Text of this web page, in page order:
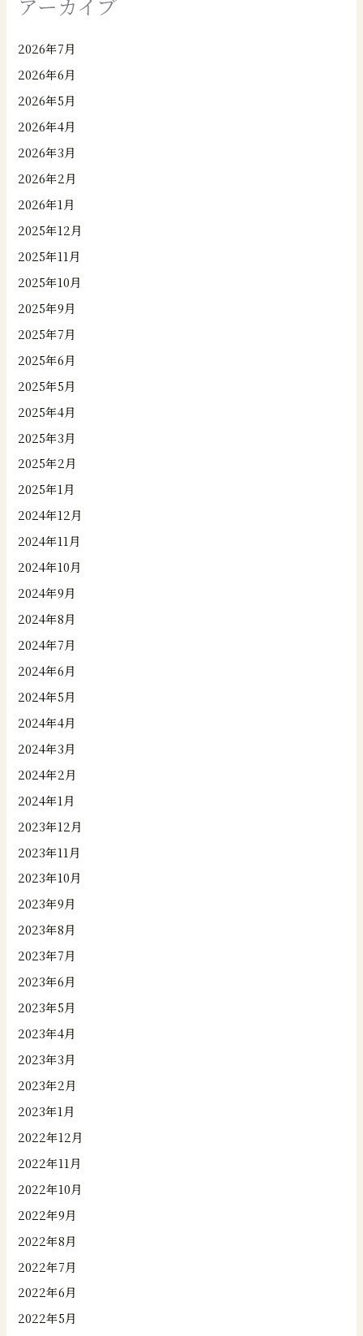
2026年7月
2026年6月
2026年5月
2026年4月
2026年3月
2026年2月
2026年1月
2025年12月
2025年11月
2025年10月
2025年9月
2025年7月
2025年6月
2025年5月
2025年4月
2025年3月
2025年2月
2025年1月
2024年12月
2024年11月
2024年10月
2024年9月
2024年8月
2024年7月
2024年6月
2024年5月
2024年4月
2024年3月
2024年2月
2024年1月
2023年12月
2023年11月
2023年10月
2023年9月
2023年8月
2023年7月
2023年6月
2023年5月
2023年4月
2023年3月
2023年2月
2023年1月
2022年12月
2022年11月
2022年10月
2022年9月
2022年8月
2022年7月
2022年6月
2022年5月